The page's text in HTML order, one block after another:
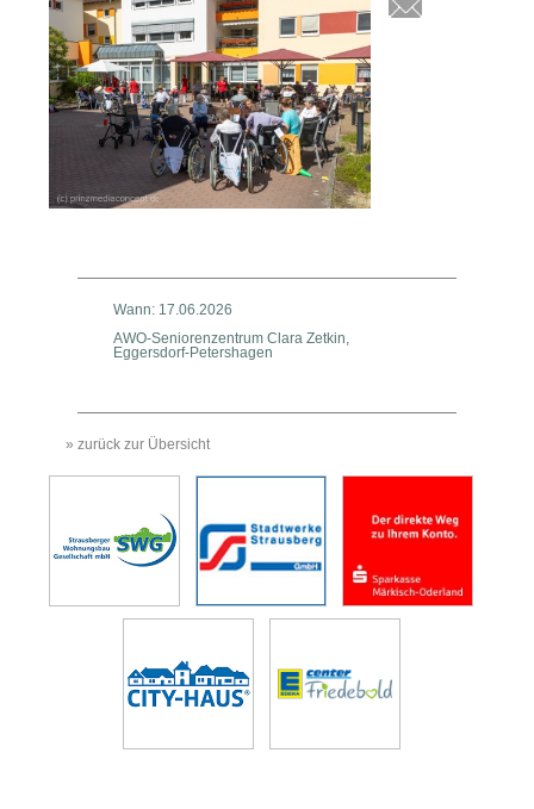
Wann: 17.06.2026
AWO-Seniorenzentrum Clara Zetkin,
Eggersdorf-Petershagen
» zurück zur Übersicht